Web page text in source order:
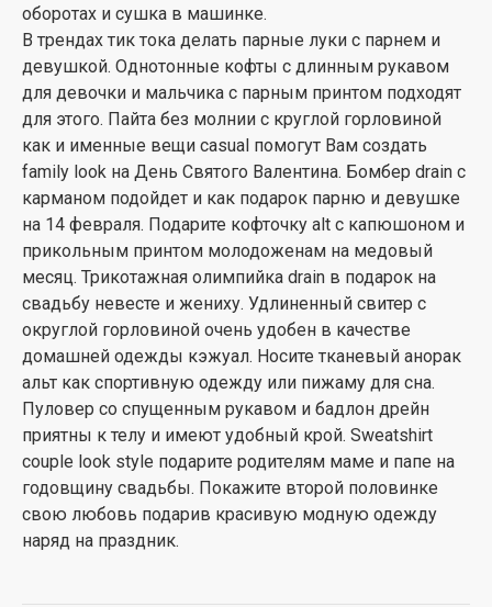
оборотах и сушка в машинке.
В трендах тик тока делать парные луки с парнем и
девушкой. Однотонные кофты с длинным рукавом
для девочки и мальчика с парным принтом подходят
для этого. Пайта без молнии с круглой горловиной
как и именные вещи casual помогут Вам создать
family look на День Святого Валентина. Бомбер drain с
карманом подойдет и как подарок парню и девушке
на 14 февраля. Подарите кофточку alt с капюшоном и
прикольным принтом молодоженам на медовый
месяц. Трикотажная олимпийка drain в подарок на
свадьбу невесте и жениху. Удлиненный свитер с
округлой горловиной очень удобен в качестве
домашней одежды кэжуал. Носите тканевый анорак
альт как спортивную одежду или пижаму для сна.
Пуловер со спущенным рукавом и бадлон дрейн
приятны к телу и имеют удобный крой. Sweatshirt
couple look style подарите родителям маме и папе на
годовщину свадьбы. Покажите второй половинке
свою любовь подарив красивую модную одежду
наряд на праздник.